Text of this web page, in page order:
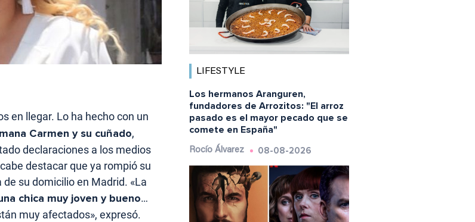
en llegar. Lo ha hecho con un
Carmen y su cuñado,
declaraciones a los medios
destacar que ya rompió su
su domicilio en Madrid. «La
chica muy joven y bueno…
muy afectados», expresó.
LIFESTYLE
Los hermanos Aranguren,
fundadores de Arrozitos: "El arroz
pasado es el mayor pecado que se
comete en España"
Rocío Álvarez 08-08-2026